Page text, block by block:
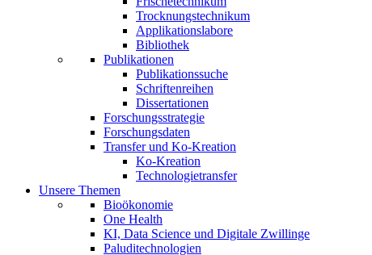
Trocknungstechnikum
Applikationslabore
Bibliothek
Publikationen
Publikationssuche
Schriftenreihen
Dissertationen
Forschungsstrategie
Forschungsdaten
Transfer und Ko-Kreation
Ko-Kreation
Technologietransfer
Unsere Themen
Bioökonomie
One Health
KI, Data Science und Digitale Zwillinge
Paluditechnologien